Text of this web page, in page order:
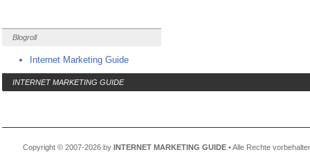
Blogroll
Internet Marketing Guide
INTERNET MARKETING GUIDE
Copyright © 2007-2026 by INTERNET MARKETING GUIDE• Alle Rechte